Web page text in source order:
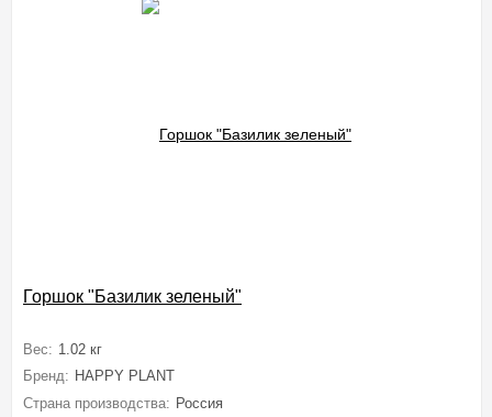
Горшок "Базилик зеленый"
Вес: 1.02 кг
Бренд: HAPPY PLANT
Страна производства: Россия